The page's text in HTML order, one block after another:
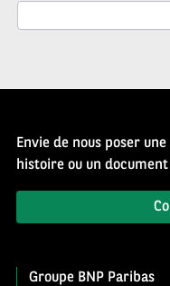
Envie de nous poser
histoire ou un document
Groupe BNP Paribas